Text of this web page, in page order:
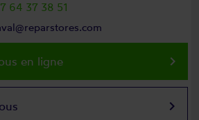
64 37 38 51
en ligne keyboard_arrow_right
keyboard_arrow_right